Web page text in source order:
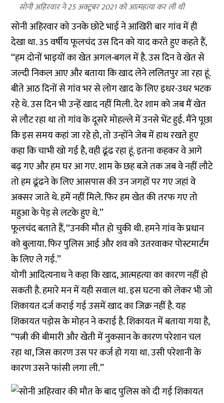
सोनी अहिरवार ने 25 अक्टूबर 2021 को आत्महत्या कर ली थी
सोनी अहिरवार को उनके छोटे भाई ने आखिरी बार गांव में ही
देखा था. 35 वर्षीय फूलचंद उस दिन को याद करते हुए कहते हैं,
‘‘हम दोनों भाइयों का खेत अगल-बगल में है. उस दिन वे खेत से
जल्दी निकल आए और बताया कि खाद लेने ललितपुर जा रहा हूं.
बीते आठ दिनों से गांव भर से लोग खाद के लिए इधर-उधर भटक
रहे थे. उस दिन भी उन्हें खाद नहीं मिली. देर शाम को जब मैं खेत
से लौट रहा था तो गांव के दूसरे मोहल्ले में उनसे भेंट हुई. मैंने पूछा
कि इस समय कहां जा रहे हो, तो उन्होंने जेब में हाथ रखते हुए
कहा कि चाभी खो गई है, वही ढूंढ रहा हूं. इतना कहकर वे आगे
बढ़ गए और हम घर आ गए. शाम के छह बजे तक जब वे नहीं लौटे
तो हम ढूंढने के लिए आसपास की उन जगहों पर गए जहां वे
अक्सर जाते थे. हमें नहीं मिले. फिर हम खेत की तरफ गए तो
महुआ के पेड़ से लटके हुए थे.’’
फूलचंद बताते हैं, ‘‘उनकी मौत हो चुकी थी. हमने गांव के प्रधान
को बुलाया. फिर पुलिस आई और शव को उतरवाकर पोस्टमार्टम
के लिए ले गई.’’
योगी आदित्यनाथ ने कहा कि खाद, आत्महत्या का कारण नहीं हो
सकती है. हमारे मन में यही सवाल था. इस घटना को लेकर भी जो
शिकायत दर्ज कराई गई उसमें खाद का जिक्र नहीं है. यह
शिकायत पड़ोस के मोहन ने कराई है. शिकायत में बताया गया है,
‘‘पत्नी की बीमारी और खेती में नुकसान के कारण परेशान चल
रहा था, जिस कारण उस पर कर्ज हो गया था. उसी परेशानी के
कारण उसने फांसी लगा ली.’’